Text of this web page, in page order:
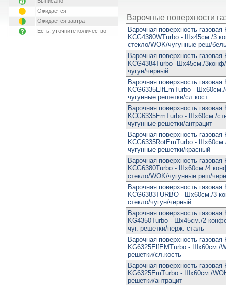
Ожидается
Ожидается завтра
Есть, уточните количество
Варочные поверхности
Варочная поверхность газовая
KCG4380WTurbo - Шx45см./3
стекло/WOK/чугунные реш/
Варочная поверхность газовая
KCG4384Turbo -Шx45см./
чугун/черный
Варочная поверхность газовая
KCG6335ElfEmTurbo -
чугунные решетки/сл.кост
Варочная поверхность газовая
KCG6335EmTurbo - Шx60см./
чугунные решетки/антрацит
Варочная поверхность газовая
KCG6335RotEmTurbo -
чугунные решетки/красный
Варочная поверхность газовая
KCG6380Turbo - Шx60см./4
стекло/WOK/чугунные реш/
Варочная поверхность газовая
KCG6383TURBO - Шx60см./3
стекло/чугун/черный
Варочная поверхность газовая
KG4350Turbo - Шx45см./2
чуг. решетки/нерж. сталь
Варочная поверхность газовая
KG6325ElfEMTurbo - Шx60см./
решетки/сл.кость
Варочная поверхность газовая
KG6325EmTurbo - Шx60см./
решетки/антрацит